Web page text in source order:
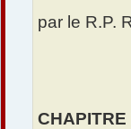
par le R.P.
CHAPITRE